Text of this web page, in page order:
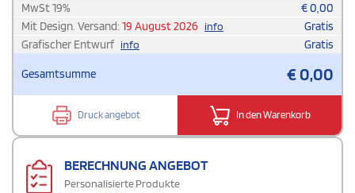
MwSt19% €0,00
Mit Design. Versand: 19 August 2026 info
Gratis
Grafischer Entwurf info Gratis
Gesamtsumme €0,00
Druck angebot In den Warenkorb
BERECHNUNG ANGEBOT
Personalisierte Produkte